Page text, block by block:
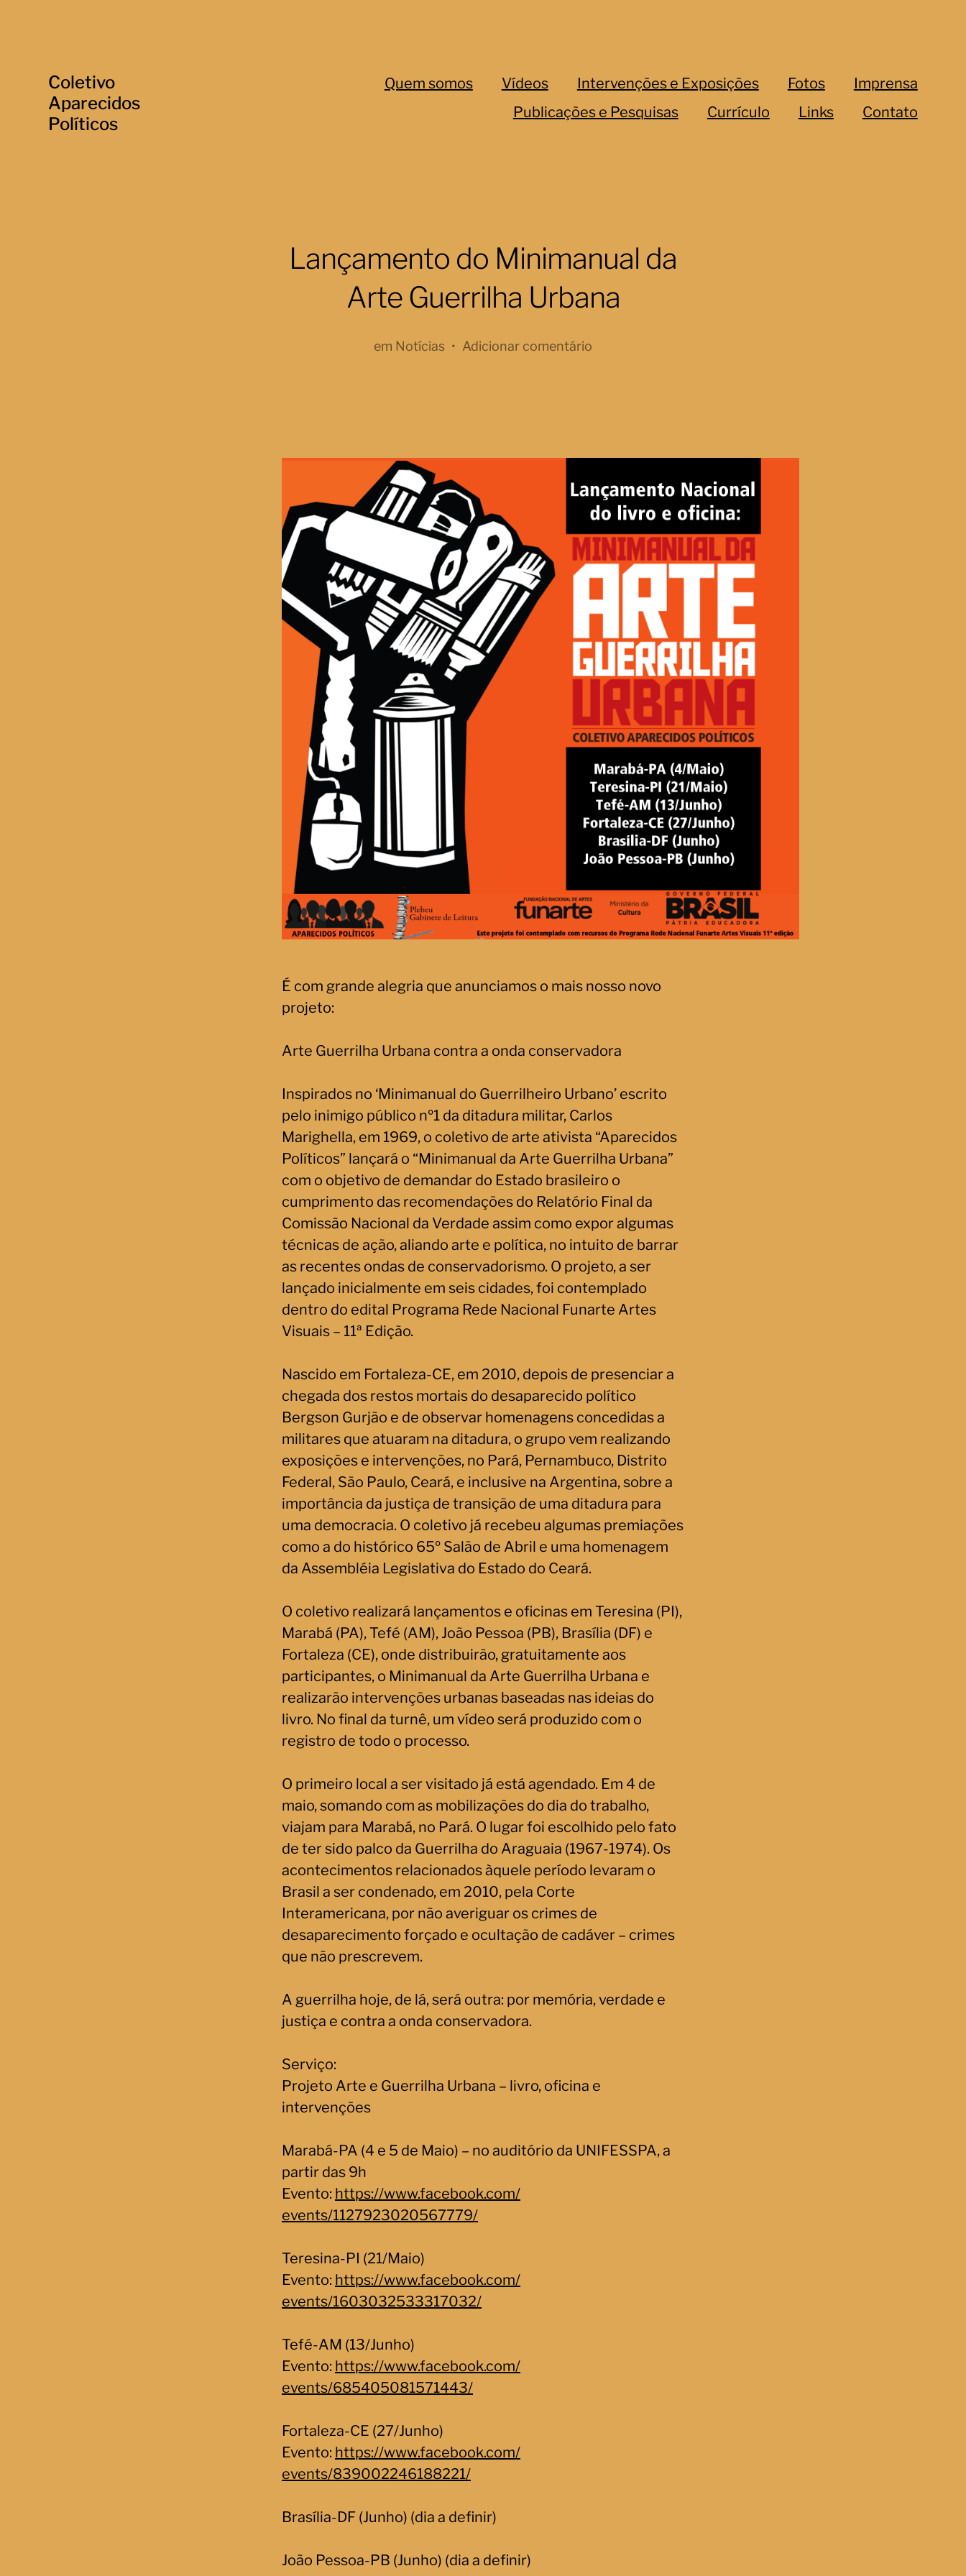
Coletivo
Aparecidos
Políticos
Quem somos Vídeos Intervenções e Exposições Fotos
Imprensa
Publicações e Pesquisas
Currículo Links Contato
Lançamento do Minimanual da
Arte Guerrilha Urbana
em Notícias • Adicionar comentário
É com grande alegria que anunciamos o mais nosso novo
projeto:
Arte Guerrilha Urbana contra a onda conservadora
Inspirados no ‘Minimanual do Guerrilheiro Urbano’ escrito
pelo inimigo público nº1 da ditadura militar, Carlos
Marighella, em 1969, o coletivo de arte ativista “Aparecidos
Políticos” lançará o “Minimanual da Arte Guerrilha Urbana”
com o objetivo de demandar do Estado brasileiro o
cumprimento das recomendações do Relatório Final da
Comissão Nacional da Verdade assim como expor algumas
técnicas de ação, aliando arte e política, no intuito de barrar
as recentes ondas de conservadorismo. O projeto, a ser
lançado inicialmente em seis cidades, foi contemplado
dentro do edital Programa Rede Nacional Funarte Artes
Visuais – 11ª Edição.
Nascido em Fortaleza-CE, em 2010, depois de presenciar a
chegada dos restos mortais do desaparecido político
Bergson Gurjão e de observar homenagens concedidas a
militares que atuaram na ditadura, o grupo vem realizando
exposições e intervenções, no Pará, Pernambuco, Distrito
Federal, São Paulo, Ceará, e inclusive na Argentina, sobre a
importância da justiça de transição de uma ditadura para
uma democracia. O coletivo já recebeu algumas premiações
como a do histórico 65º Salão de Abril e uma homenagem
da Assembléia Legislativa do Estado do Ceará.
O coletivo realizará lançamentos e oficinas em Teresina (PI),
Marabá (PA), Tefé (AM), João Pessoa (PB), Brasília (DF) e
Fortaleza (CE), onde distribuirão, gratuitamente aos
participantes, o Minimanual da Arte Guerrilha Urbana e
realizarão intervenções urbanas baseadas nas ideias do
livro. No final da turnê, um vídeo será produzido com o
registro de todo o processo.
O primeiro local a ser visitado já está agendado. Em 4 de
maio, somando com as mobilizações do dia do trabalho,
viajam para Marabá, no Pará. O lugar foi escolhido pelo fato
de ter sido palco da Guerrilha do Araguaia (1967-1974). Os
acontecimentos relacionados àquele período levaram o
Brasil a ser condenado, em 2010, pela Corte
Interamericana, por não averiguar os crimes de
desaparecimento forçado e ocultação de cadáver – crimes
que não prescrevem.
A guerrilha hoje, de lá, será outra: por memória, verdade e
justiça e contra a onda conservadora.
Serviço:
Projeto Arte e Guerrilha Urbana – livro, oficina e
intervenções
Marabá-PA (4 e 5 de Maio) – no auditório da UNIFESSPA, a
partir das 9h
Evento: https://www.facebook.com/
events/1127923020567779/
Teresina-PI (21/Maio)
Evento: https://www.facebook.com/
events/1603032533317032/
Tefé-AM (13/Junho)
Evento: https://www.facebook.com/
events/685405081571443/
Fortaleza-CE (27/Junho)
Evento: https://www.facebook.com/
events/839002246188221/
Brasília-DF (Junho) (dia a definir)
João Pessoa-PB (Junho) (dia a definir)